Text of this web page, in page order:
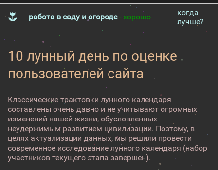
работа в саду и огороде- хорошо
когда
лучше?
10 лунный день по оценке
пользователей сайта
Классические трактовки лунного календаря
составлены очень давно и не учитывают огромных
изменений нашей жизни, обусловленных
неудержимым развитием цивилизации. Поэтому, в
целях актуализации данных, мы решили провести
современное исследование лунного календаря (набор
участников текущего этапа завершен).